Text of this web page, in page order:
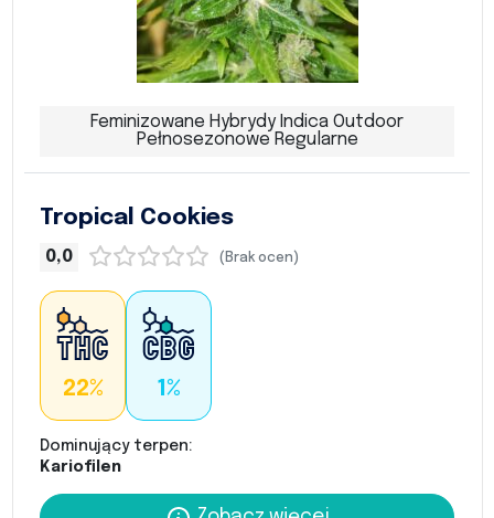
Feminizowane Hybrydy Indica Outdoor
Pełnosezonowe Regularne
Tropical Cookies
0,0 (Brak ocen)
22% 1%
Dominujący terpen:
Kariofilen